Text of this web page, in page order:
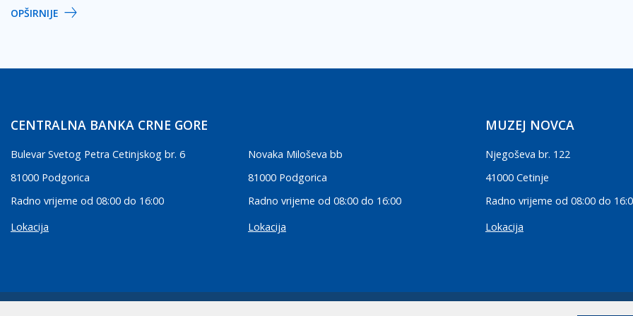
OPŠIRNIJE
CENTRALNA BANKA CRNE GORE
Bulevar Svetog Petra Cetinjskog br. 6
81000 Podgorica
Radno vrijeme od 08:00 do 16:00
Lokacija
Novaka Miloševa bb
81000 Podgorica
Radno vrijeme od 08:00 do 16:00
Lokacija
MUZEJ NOVCA
Njegoševa br. 122
41000 Cetinje
Radno vrijeme od 08:00 do
Lokacija